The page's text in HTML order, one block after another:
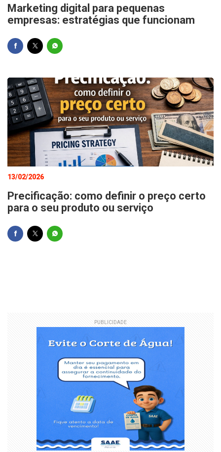
Marketing digital para pequenas
empresas: estratégias que funcionam
13/02/2026
Precificação: como definir o preço certo
para o seu produto ou serviço
PUBLICIDADE